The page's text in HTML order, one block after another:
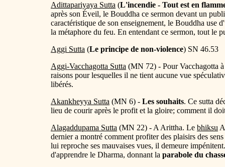
Adittapariyaya Sutta (L'incendie - Tout est en
après son Éveil, le Bouddha ce sermon devant un
caractéristique de son enseignement, le Bouddha use
la métaphore du feu. En entendant ce sermon, tout le
Aggi Sutta (Le principe de non-violence) SN 46.53
Aggi-Vacchagotta Sutta (MN 72) - Pour Vacchagotta
raisons pour lesquelles il ne tient aucune vue
libérés.
Akankheyya Sutta (MN 6) - Les souhaits. Ce sutta
lieu de courir après le profit et la gloire; comment il
Alagaddupama Sutta (MN 22) - A Arittha. Le bhiksu
dernier a montré comment profiter des plaisirs des
lui reproche ses mauvaises vues, il demeure
d'apprendre le Dharma, donnant la parabole du